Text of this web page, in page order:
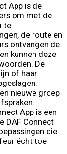
App is de
om met de
te
de route en
ontvangen de
kunnen deze
De
of haar
nieuwe groep
App is een
DAF Connect
die
écht toe